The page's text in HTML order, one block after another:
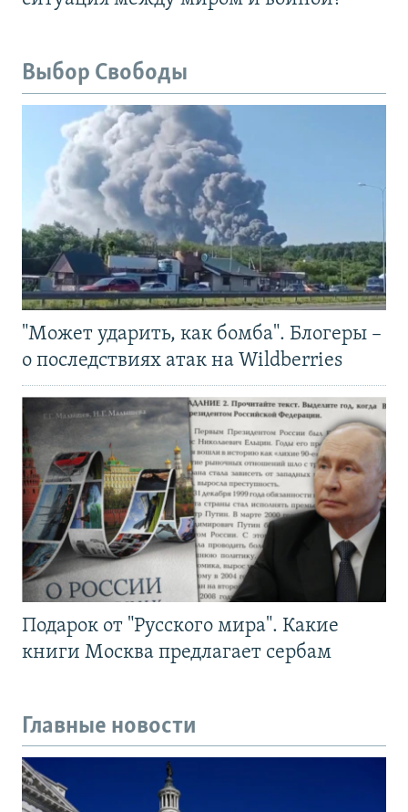
Выбор Свободы
"Может ударить, как бомба". Блогеры –
о последствиях атак на Wildberries
Подарок от "Русского мира". Какие
книги Москва предлагает сербам
Главные новости